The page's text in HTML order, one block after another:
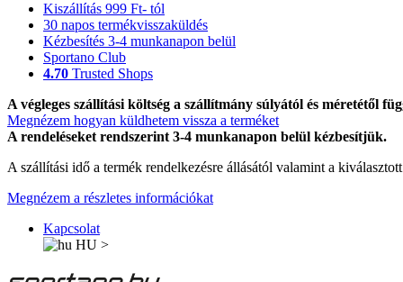
Kiszállítás 999 Ft- tól
30 napos termékvisszaküldés
Kézbesítés 3-4 munkanapon belül
Sportano Club
4.70 Trusted Shops
A végleges szállítási költség a szállítmány súlyától és méretétől
Megnézem hogyan küldhetem vissza a terméket
A rendeléseket rendszerint 3-4 munkanapon belül kézbesítjük.
A szállítási idő a termék rendelkezésre állásától valamint a
Megnézem a részletes információkat
Kapcsolat
HU >